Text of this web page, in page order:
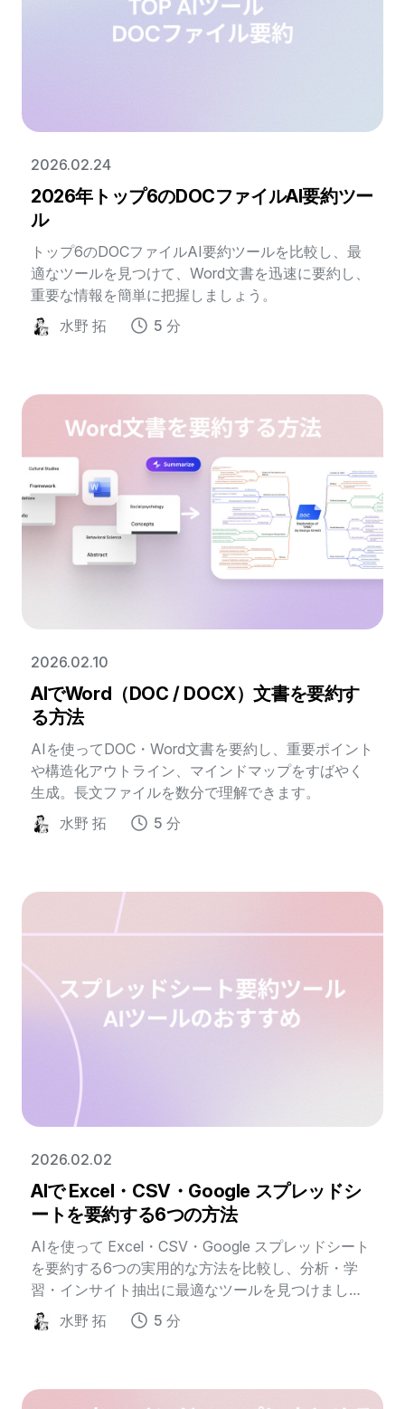
水野 拓 5 分
2026.02.24
2026年トップ6のDOCファイルAI要約ツー
ル
トップ6のDOCファイルAI要約ツールを比較し、最
適なツールを見つけて、Word文書を迅速に要約し、
重要な情報を簡単に把握しましょう。
水野 拓 5 分
2026.02.10
AIでWord（DOC / DOCX）文書を要約す
る方法
AIを使ってDOC・Word文書を要約し、重要ポイント
や構造化アウトライン、マインドマップをすばやく
生成。長文ファイルを数分で理解できます。
水野 拓 5 分
2026.02.02
AIで Excel・CSV・Google スプレッドシ
ートを要約する6つの方法
AIを使って Excel・CSV・Google スプレッドシート
を要約する6つの実用的な方法を比較し、分析・学
習・インサイト抽出に最適なツールを見つけましょ
う。